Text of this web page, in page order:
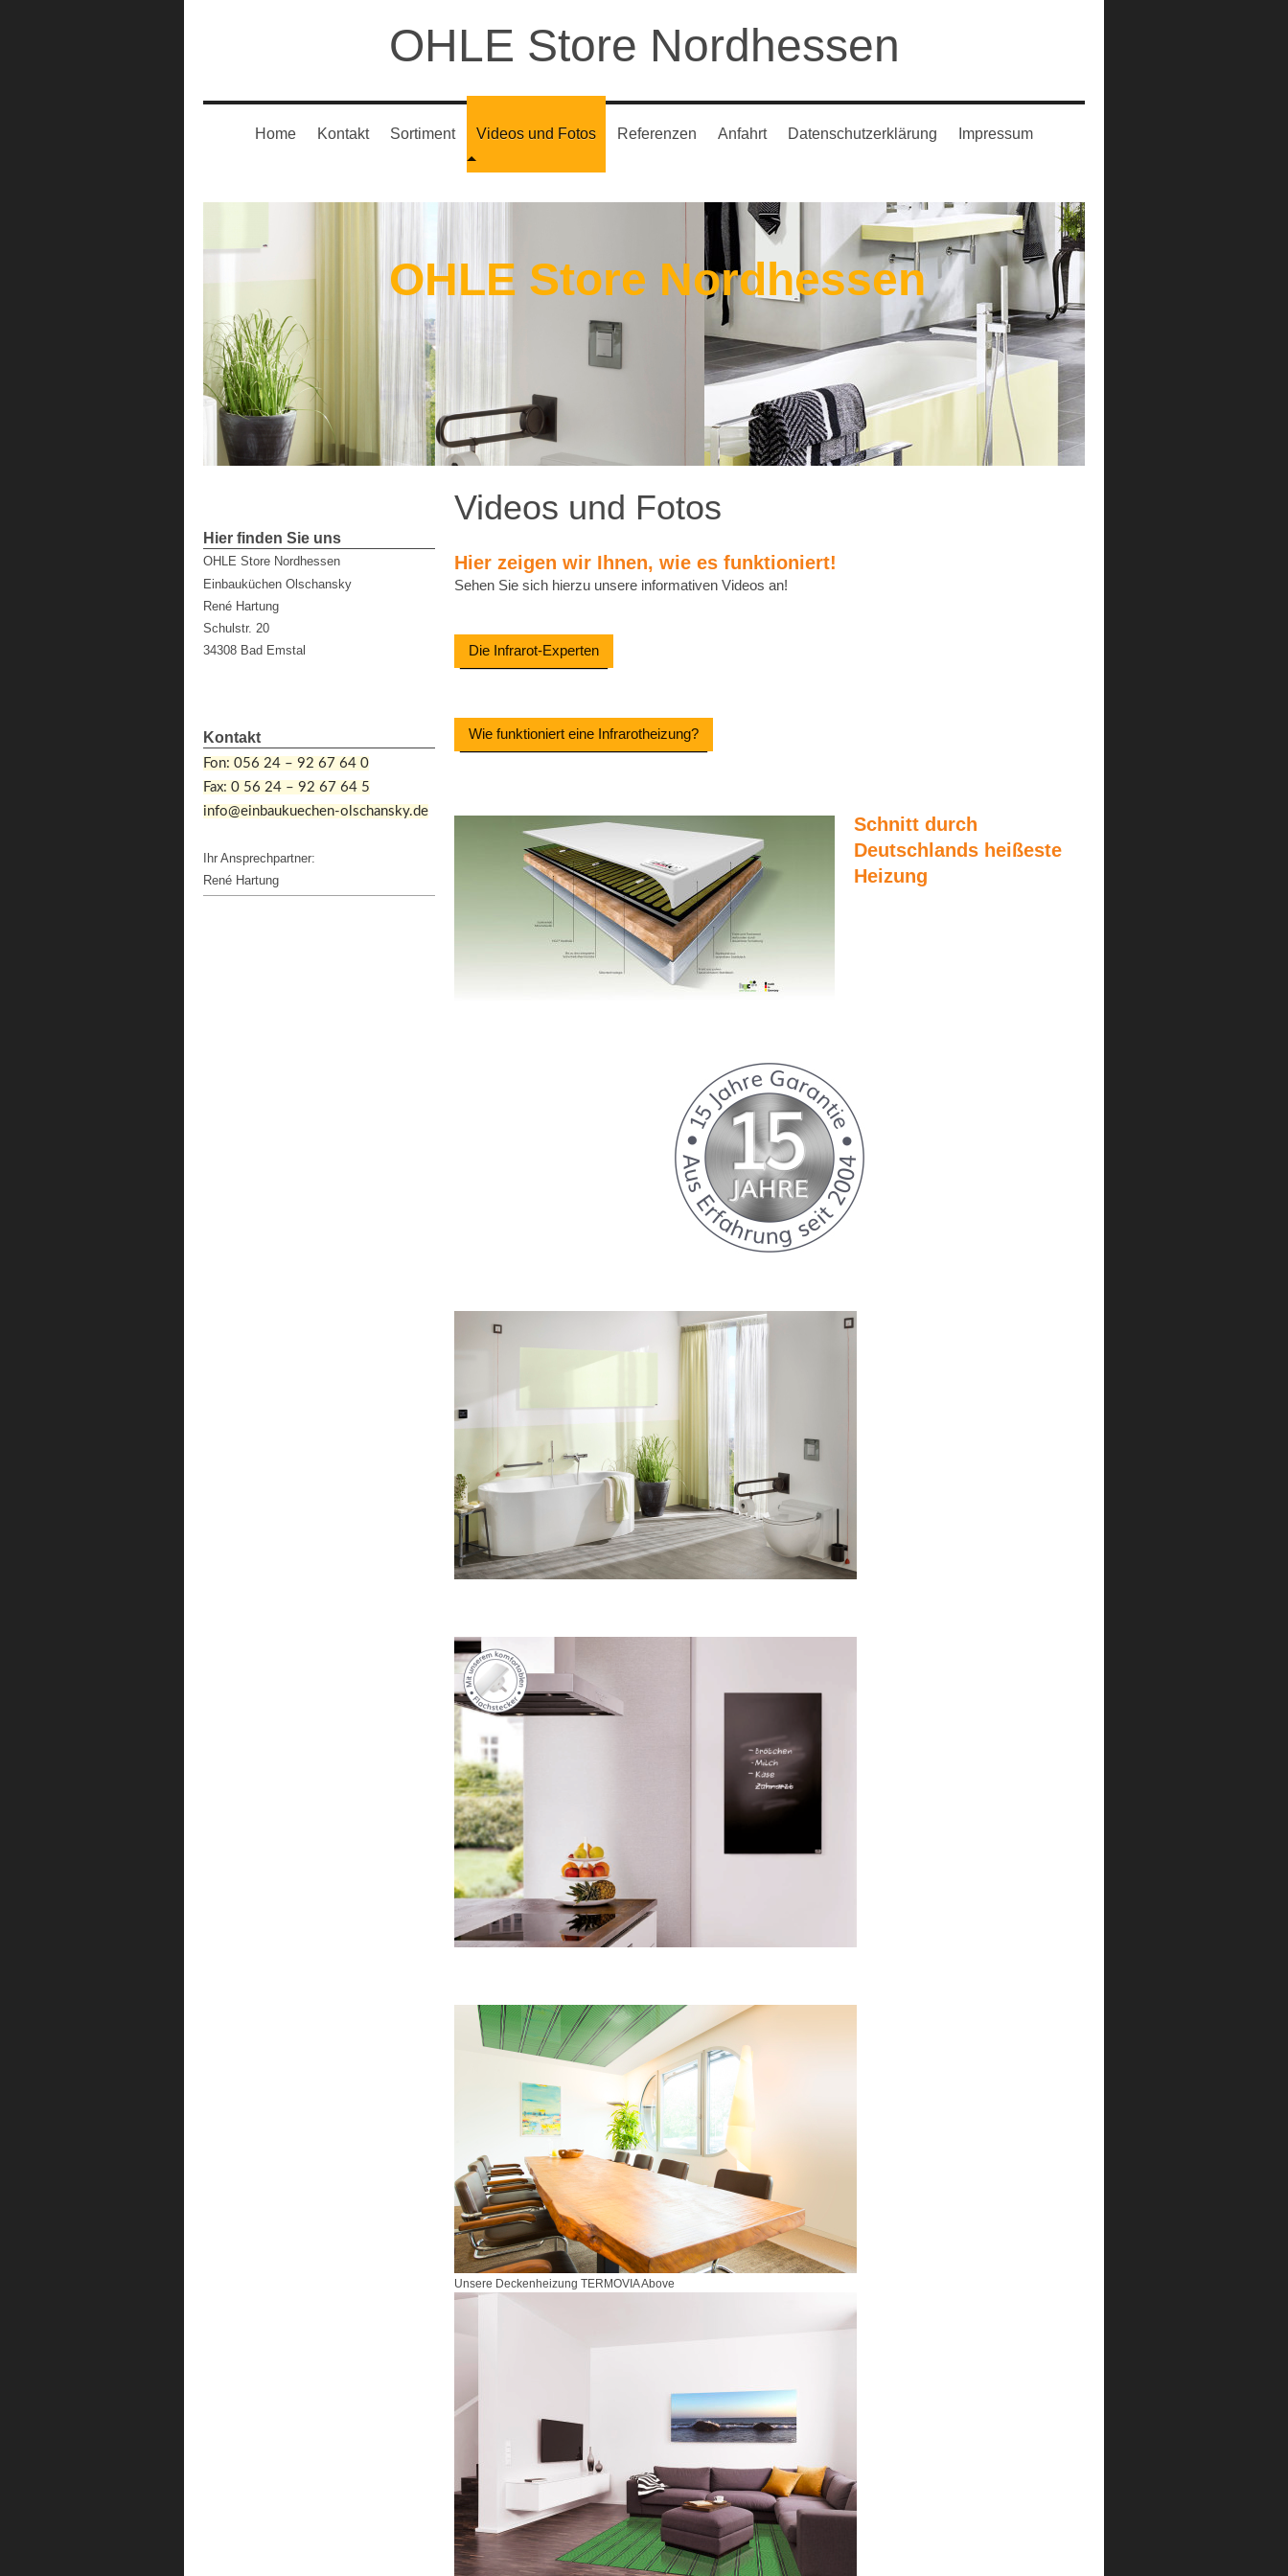
OHLE Store Nordhessen
Home Kontakt Sortiment Videos und Fotos Referenzen Anfahrt Datenschutzerklärung Impressum
OHLE Store Nordhessen
Videos und Fotos
Hier zeigen wir Ihnen, wie es funktioniert!
Sehen Sie sich hierzu unsere informativen Videos an!
Die Infrarot-Experten
Wie funktioniert eine Infrarotheizung?
Schnitt durch
Deutschlands heißeste
Heizung
Unsere Deckenheizung TERMOVIA Above
Hier finden Sie uns
OHLE Store Nordhessen
Einbauküchen Olschansky
René Hartung
Schulstr. 20
34308 Bad Emstal
Kontakt
Fon: 056 24 – 92 67 64 0
Fax: 0 56 24 – 92 67 64 5
info@einbaukuechen-olschansky.de
Ihr Ansprechpartner:
René Hartung